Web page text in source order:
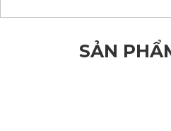
SẢN